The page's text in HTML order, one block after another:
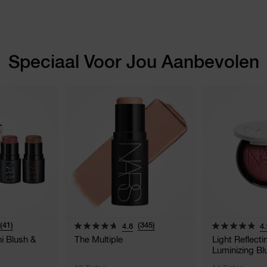
Speciaal Voor Jou Aanbevolen
(41)
Blush &
4.8 (345)
The Multiple
Light
Luminizing